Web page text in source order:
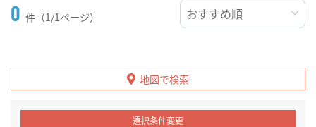
0 件（1/1ページ）
地図で検索
選択条件変更